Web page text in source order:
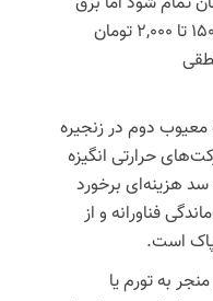
باید با قیمت ۱۵۰۰ تا ۲,۰۰۰ تومان
دوم در زنجیره
حرارتی انگیزه
سد هزینه‌ای برخورد
فناورانه و از
است.
به تورم یا